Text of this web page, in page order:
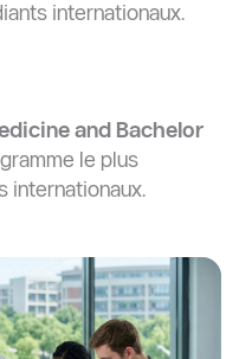
internationaux.
and Bachelor
le plus
internationaux.